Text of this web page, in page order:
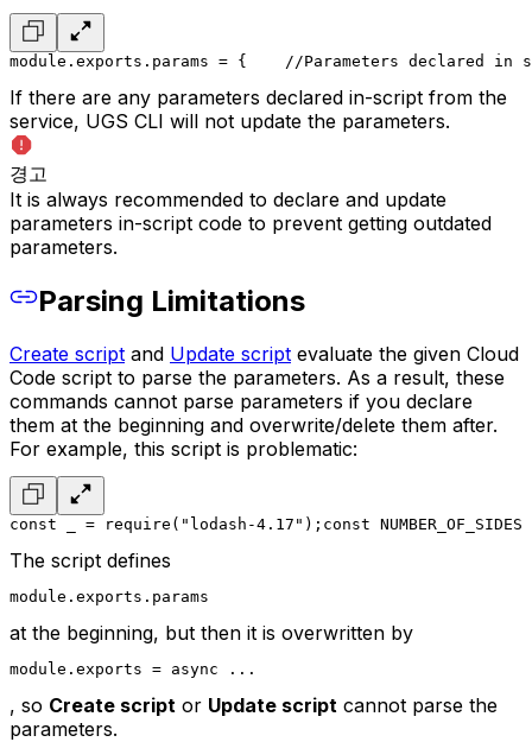
module.exports.params = {
//Parameters declared in
If there are any parameters declared in-script from the
service, UGS CLI will not update the parameters.
경고
It is always recommended to declare and update
parameters in-script code to prevent getting outdated
parameters.
Parsing Limitations
Create script and Update script evaluate the given Cloud
Code script to parse the parameters. As a result, these
commands cannot parse parameters if you declare
them at the beginning and overwrite/delete them after.
For example, this script is problematic:
const _ = require("lodash-4.17"); const
The script defines
module.exports.params
at the beginning, but then it is overwritten by
module.exports = async ...
, so Create script or Update script cannot parse the
parameters.